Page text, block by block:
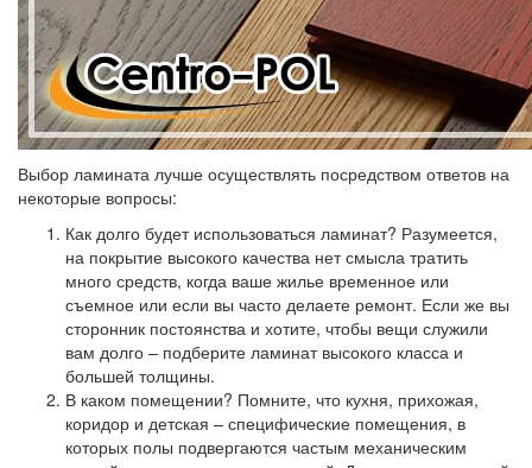
Выбор ламината лучше осуществлять посредством ответов на
некоторые вопросы:
Как долго будет использоваться ламинат? Разумеется,
на покрытие высокого качества нет смысла тратить
много средств, когда ваше жилье временное или
съемное или если вы часто делаете ремонт. Если же вы
сторонник постоянства и хотите, чтобы вещи служили
вам долго – подберите ламинат высокого класса и
большей толщины.
В каком помещении? Помните, что кухня, прихожая,
коридор и детская – специфические помещения, в
которых полы подвергаются частым механическим